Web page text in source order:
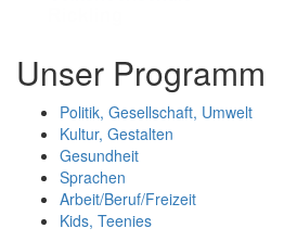
Unser Programm
Politik, Gesellschaft, Umwelt
Kultur, Gestalten
Gesundheit
Sprachen
Arbeit/Beruf/Freizeit
Kids, Teenies